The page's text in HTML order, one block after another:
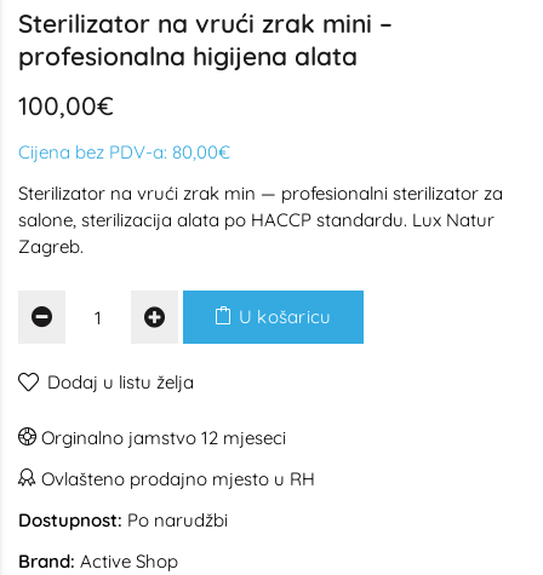
Sterilizator na vrući zrak mini –
profesionalna higijena alata
100,00€
Cijena bez PDV-a: 80,00€
Sterilizator na vrući zrak min — profesionalni sterilizator za
salone, sterilizacija alata po HACCP standardu. Lux Natur
Zagreb.
U košaricu
Dodaj u listu želja
Orginalno jamstvo 12 mjeseci
Ovlašteno prodajno mjesto u RH
Dostupnost: Po narudžbi
Brand: Active Shop